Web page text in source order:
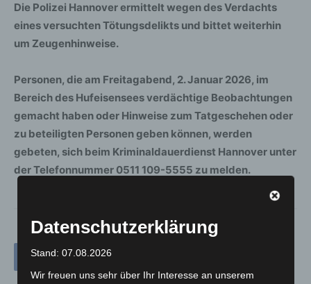
Die Polizei Hannover ermittelt wegen des Verdachts
eines versuchten Tötungsdelikts und bittet weiterhin
um Zeugenhinweise.
Personen, die am Freitagabend, 2. Januar 2026, im
Bereich des Hufeisensees verdächtige Beobachtungen
gemacht haben oder Hinweise zum Tatgeschehen oder
zu beteiligten Personen geben können, werden
gebeten, sich beim Kriminaldauerdienst Hannover unter
der Telefonnummer 0511 109-5555 zu melden.
Datenschutzerklärung
Stand: 07.08.2026
Wir freuen uns sehr über Ihr Interesse an unserem